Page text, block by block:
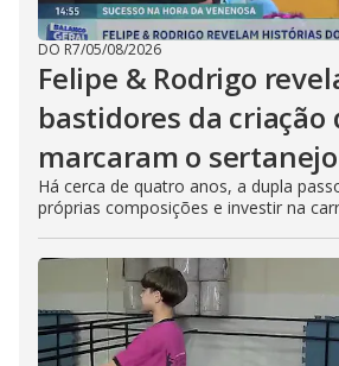
DO R7/05/08/2026
Felipe & Rodrigo
bastidores da criação
marcaram o sertanejo
Há cerca de quatro anos, a dupla
próprias composições e investir na